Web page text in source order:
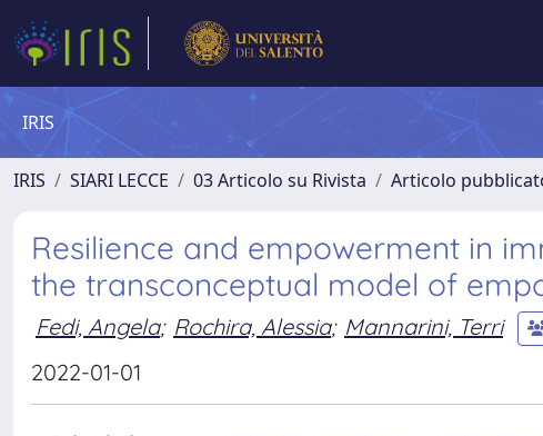
IRIS
IRIS SIARI LECCE 03 Articolo su Rivista Articolo
Resilience and empowerment in
the transconceptual model of
Fedi, Angela; Rochira, Alessia; Mannarini, Terri
2022-01-01